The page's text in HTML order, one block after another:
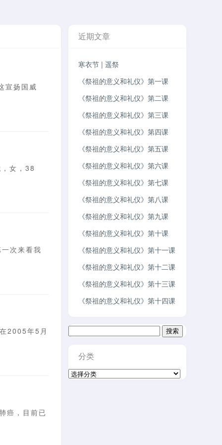
宣扬国威
女，38
次来看我
2005年5月
癌，目前已
近期文章
寒衣节 | 遥祭
《祭祖的意义和礼仪》第一课
《祭祖的意义和礼仪》第二课
《祭祖的意义和礼仪》第三课
《祭祖的意义和礼仪》第四课
《祭祖的意义和礼仪》第五课
《祭祖的意义和礼仪》第六课
《祭祖的意义和礼仪》第七课
《祭祖的意义和礼仪》第八课
《祭祖的意义和礼仪》第九课
《祭祖的意义和礼仪》第十课
《祭祖的意义和礼仪》第十一课
《祭祖的意义和礼仪》第十二课
《祭祖的意义和礼仪》第十三课
《祭祖的意义和礼仪》第十四课
搜
分类
分